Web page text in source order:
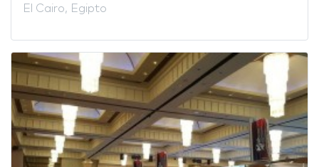
El Cairo, Egipto